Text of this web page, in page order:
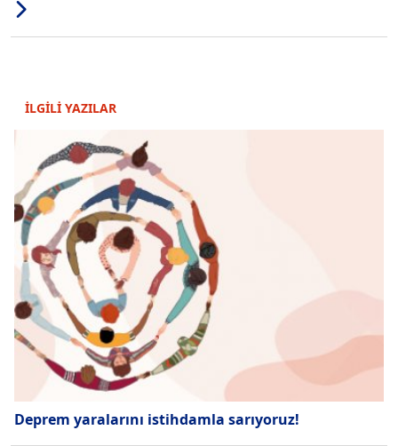
İLGİLİ YAZILAR
Deprem yaralarını istihdamla sarıyoruz!